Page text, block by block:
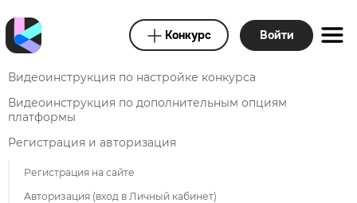
Конкурс Войти
Видеоинструкция по настройке конкурса
Видеоинструкция по дополнительным опциям
платформы
Регистрация и авторизация
Регистрация на сайте
Авторизация (вход в Личный кабинет)